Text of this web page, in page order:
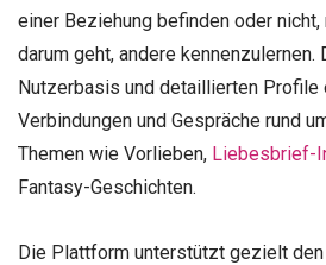
einer Beziehung befinden oder nicht,
darum geht, andere kennenzulernen.
Nutzerbasis und detaillierten Profile
Verbindungen und Gespräche rund
Themen wie Vorlieben, Liebesbrief-
Fantasy-Geschichten.
Die Plattform unterstützt gezielt den